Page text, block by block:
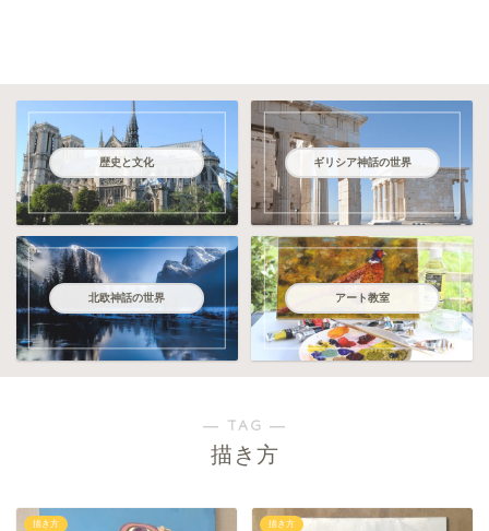
歴史と文化 ギリシア神話の世界
北欧神話の世界 アート教室
― TAG ―
描き方
描き方 描き方